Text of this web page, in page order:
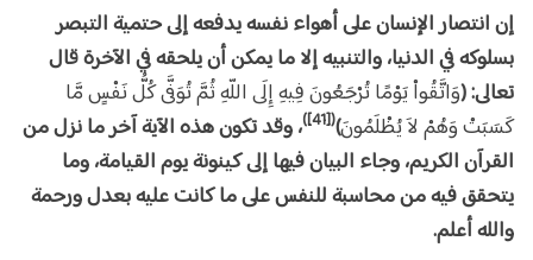
إن انتصار الإنسان على أهواء نفسه يدفعه إلى حتمية التبصر
بسلوكه في الدنيا، والتنبيه إلا ما يمكن أن يلحقه في الآخرة قال
تعالى: (وَاتَّقُواْ يَوْمًا تُرْجَعُونَ فِيهِ إِلَى اللّهِ ثُمَّ تُوَفَّى كُلُّ نَفْسٍ مَّا
كَسَبَتْ وَهُمْ لاَ يُظْلَمُونَ)
([41])
، وقد تكون هذه الآية آخر ما نزل من
القرآن الكريم، وجاء البيان فيها إلى كينونة يوم القيامة، وما
يتحقق فيه من محاسبة للنفس على ما كانت عليه بعدل ورحمة
والله أعلم.